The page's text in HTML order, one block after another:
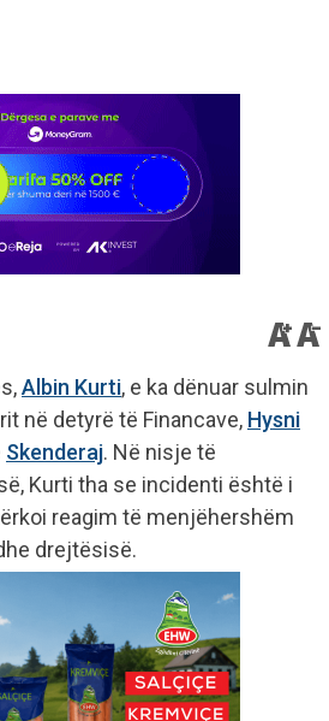
Albin Kurti, e ka dënuar sulmin
në detyrë të Financave, Hysni
Skenderaj. Në nisje të
Kurti tha se incidenti është i
reagim të menjëhershëm
drejtësisë.